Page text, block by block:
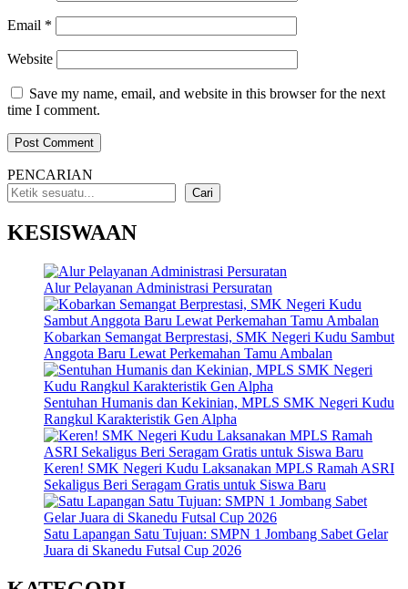
Email *
Website
Save my name, email, and website in this browser for the next
time I comment.
PENCARIAN
Cari
KESISWAAN
Alur Pelayanan Administrasi Persuratan
Kobarkan Semangat Berprestasi, SMK Negeri Kudu Sambut
Anggota Baru Lewat Perkemahan Tamu Ambalan
Sentuhan Humanis dan Kekinian, MPLS SMK Negeri Kudu
Rangkul Karakteristik Gen Alpha
Keren! SMK Negeri Kudu Laksanakan MPLS Ramah ASRI
Sekaligus Beri Seragam Gratis untuk Siswa Baru
Satu Lapangan Satu Tujuan: SMPN 1 Jombang Sabet Gelar
Juara di Skanedu Futsal Cup 2026